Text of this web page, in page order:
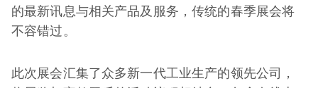
的最新讯息与相关产品及服务，传统的春季展会将
不容错过。
此次展会汇集了众多新一代工业生产的领先公司，